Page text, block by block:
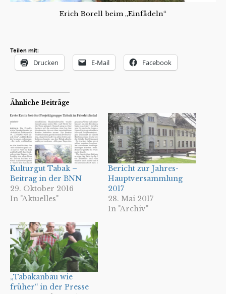
Erich Borell beim „Einfädeln“
Teilen mit:
Drucken E-Mail Facebook
Ähnliche Beiträge
Kulturgut Tabak –
Beitrag in der BNN
29. Oktober 2016
In "Aktuelles"
Bericht zur Jahres-
Hauptversammlung
2017
28. Mai 2017
In "Archiv"
„Tabakanbau wie
früher“ in der Presse